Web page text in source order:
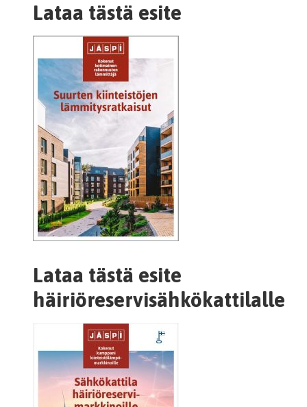
Lataa tästä esite
Lataa tästä esite
häiriöreservisähkökattilalle